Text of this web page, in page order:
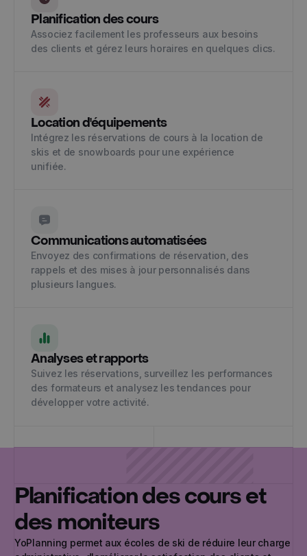
Planification des cours
Associez facilement les professeurs aux besoins
des clients et gérez leurs horaires en quelques clics.
Location d'équipements
Intégrez les réservations de cours à la location de
skis et de snowboards pour une expérience
unifiée.
Communications automatisées
Envoyez des confirmations de réservation, des
rappels et des mises à jour personnalisés dans
plusieurs langues.
Analyses et rapports
Suivez les réservations, surveillez les performances
des formateurs et analysez les tendances pour
développer votre activité.
Planification des cours et
des moniteurs
YoPlanning permet aux écoles de ski de réduire leur charge